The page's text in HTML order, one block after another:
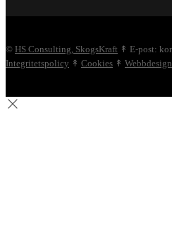
© HS Consulting, SkogsKraft ↟ E-post:
Integritetspolicy ↟ Cookies ↟